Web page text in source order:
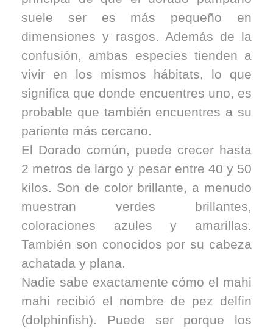
suele ser es más pequeño en
dimensiones y rasgos. Además de la
confusión, ambas especies tienden a
vivir en los mismos hábitats, lo que
significa que donde encuentres uno, es
probable que también encuentres a su
pariente más cercano.
El Dorado común, puede crecer hasta
2 metros de largo y pesar entre 40 y 50
kilos. Son de color brillante, a menudo
muestran verdes brillantes,
coloraciones azules y amarillas.
También son conocidos por su cabeza
achatada y plana.
Nadie sabe exactamente cómo el mahi
mahi recibió el nombre de pez delfin
(dolphinfish). Puede ser porque los